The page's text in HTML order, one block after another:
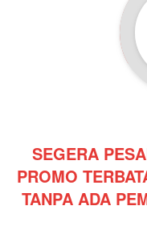
SEGERA
PROMO
TANPA ADA